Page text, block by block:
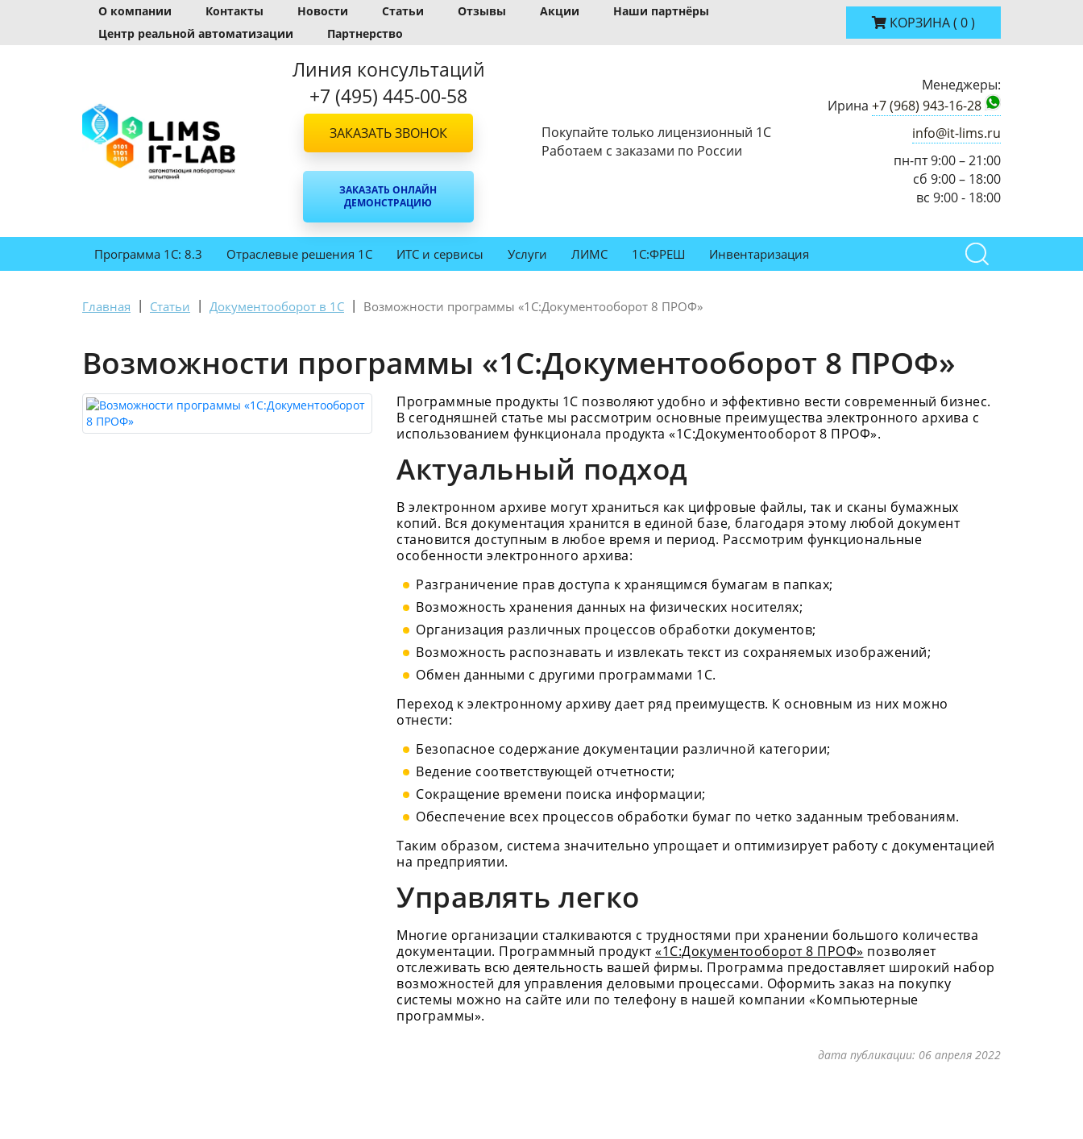
О компании Контакты Новости Статьи Отзывы Акции
Наши партнёры
Центр реальной автоматизации
Партнерство
КОРЗИНА( 0)
Линия консультаций
+7 (495) 445-00-58
ЗАКАЗАТЬ ЗВОНОК
ЗАКАЗАТЬ ОНЛАЙН
ДЕМОНСТРАЦИЮ
Покупайте только лицензионный 1С
Работаем с заказами по России
Менеджеры:
Ирина +7 (968) 943-16-28
info@it-lims.ru
пн-пт 9:00 – 21:00
сб 9:00 – 18:00
вс 9:00 - 18:00
Программа 1С: 8.3 Отраслевые решения 1С ИТС и сервисы Услуги ЛИМС 1С:ФРЕШ Инвентаризация
Главная | Статьи | Документооборот в 1С | Возможности программы «1С:Документооборот 8 ПРОФ»
Возможности программы «1С:Документооборот 8 ПРОФ»
Программные продукты 1С позволяют удобно и эффективно вести современный бизнес.
В сегодняшней статье мы рассмотрим основные преимущества электронного архива с
использованием функционала продукта «1С:Документооборот 8 ПРОФ».
Актуальный подход
В электронном архиве могут храниться как цифровые файлы, так и сканы бумажных
копий. Вся документация хранится в единой базе, благодаря этому любой документ
становится доступным в любое время и период. Рассмотрим функциональные
особенности электронного архива:
Разграничение прав доступа к хранящимся бумагам в папках;
Возможность хранения данных на физических носителях;
Организация различных процессов обработки документов;
Возможность распознавать и извлекать текст из сохраняемых изображений;
Обмен данными с другими программами 1С.
Переход к электронному архиву дает ряд преимуществ. К основным из них можно
отнести:
Безопасное содержание документации различной категории;
Ведение соответствующей отчетности;
Сокращение времени поиска информации;
Обеспечение всех процессов обработки бумаг по четко заданным требованиям.
Таким образом, система значительно упрощает и оптимизирует работу с документацией
на предприятии.
Управлять легко
Многие организации сталкиваются с трудностями при хранении большого количества
документации. Программный продукт«1С:Документооборот 8 ПРОФ» позволяет
отслеживать всю деятельность вашей фирмы. Программа предоставляет широкий набор
возможностей для управления деловыми процессами. Оформить заказ на покупку
системы можно на сайте или по телефону в нашей компании «Компьютерные
программы».
дата публикации: 06 апреля 2022